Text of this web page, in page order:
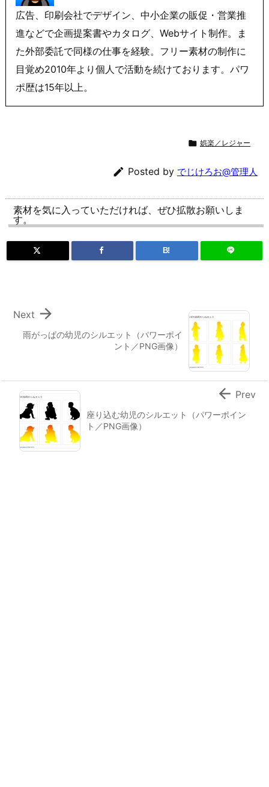
広告、印刷会社でデザイン、中小企業の販促・営業推
進などで企画提案書やカタログ、Webサイト制作。ま
た外部委託で同様の仕事を経験。フリー素材の制作に
目覚め2010年より個人で活動を続けております。パワ
ポ歴は15年以上。
 娯楽／レジャー
 Posted by でじけろお@管理人
素材を気に入っていただければ、ぜひ拡散お願いしま
す。
B!
雨がっぱの幼児のシルエット（パワーポイ
ント／PNG画像）

Next
座り込む幼児のシルエット（パワーポイン
ト／PNG画像）
 Prev